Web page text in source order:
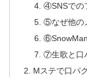
④SNSでの
⑤なぜ他の
⑦生歌と口
Mステで口パ